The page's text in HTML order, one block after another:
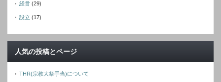
経営 (29)
設立 (17)
人気の投稿とページ
THR(宗教大祭手当)について